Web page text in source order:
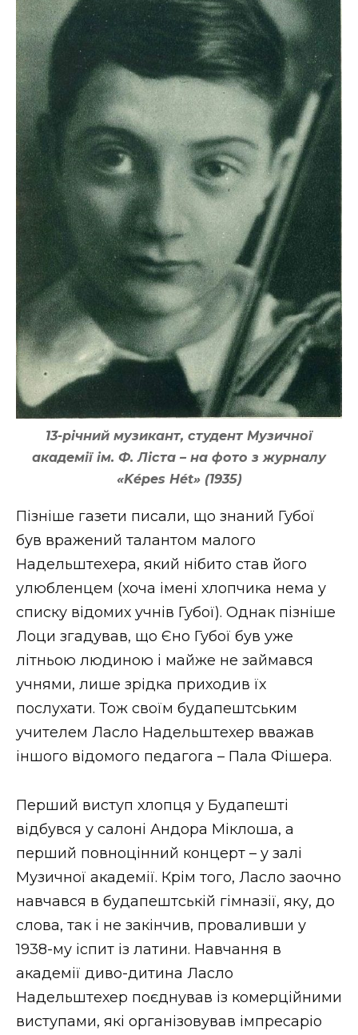
13-річний музикант, студент Музичної
академії ім. Ф. Ліста – на фото з журналу
«Képes Hét» (1935)
Пізніше газети писали, що знаний Губої
був вражений талантом малого
Надельштехера, який нібито став його
улюбленцем (хоча імені хлопчика нема у
списку відомих учнів Губої). Однак пізніше
Лоци згадував, що Єно Губої був уже
літньою людиною і майже не займався
учнями, лише зрідка приходив їх
послухати. Тож своїм будапештським
учителем Ласло Надельштехер вважав
іншого відомого педагога – Пала Фішера.
Перший виступ хлопця у Будапешті
відбувся у салоні Андора Міклоша, а
перший повноцінний концерт – у залі
Музичної академії. Крім того, Ласло заочно
навчався в будапештській гімназії, яку, до
слова, так і не закінчив, проваливши у
1938-му іспит із латини. Навчання в
академії диво-дитина Ласло
Надельштехер поєднував із комерційними
виступами, які організовував імпресаріо